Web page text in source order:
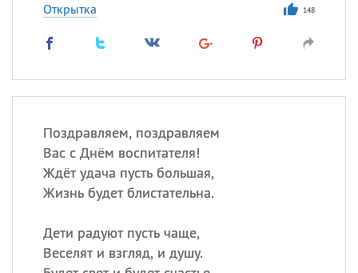
Открытка 148
Поздравляем, поздравляем
Вас с Днём воспитателя!
Ждёт удача пусть большая,
Жизнь будет блистательна.
Дети радуют пусть чаще,
Веселят и взгляд, и душу.